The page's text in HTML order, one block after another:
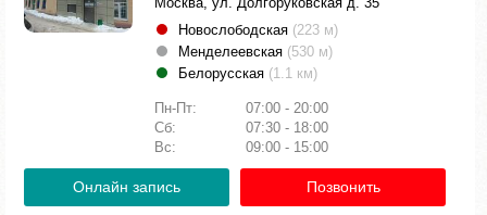
Новослободская (223 м)
Менделеевская (530 м)
Белорусская (1.1 км)
Пн-Пт:
07:00 - 20:00
Сб:
07:30 - 18:00
Вс:
09:00 - 15:00
Онлайн запись Позвонить